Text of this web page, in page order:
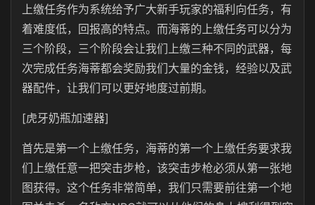
上缴任务作为系统给予广大新手玩家的福利向任务，有
着难度低，回报高的特点。而海蒂的上缴任务可以分为
三个阶段，三个阶段会让我们上缴三种不同的武器，每
次完成任务海蒂都会奖励我们大量的金钱，经验以及武
器配件，让我们可以更好地度过前期。
[虎牙奶瓶加速器]
首先是第一个上缴任务，海蒂的第一个上缴任务要求我
们上缴任意一把突击步枪，该突击步枪必须从第一张地
图获得。这个任务非常简单，我们只需要前往第一个地